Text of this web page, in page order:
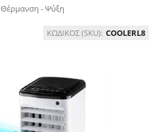
Θέρμανση - Ψύξη
ΚΩΔΙΚΟΣ (SKU): COOLERL8